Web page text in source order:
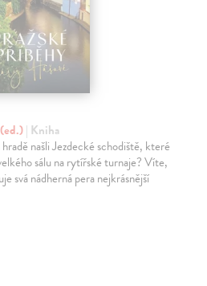
| Kniha
našli Jezdecké schodiště, které
sálu na rytířské turnaje? Víte,
svá nádherná pera nejkrásnější